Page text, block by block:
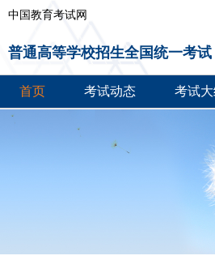
中国教育考试网
普通高等学校招生全国统一考试
首页 考试动态 考试大